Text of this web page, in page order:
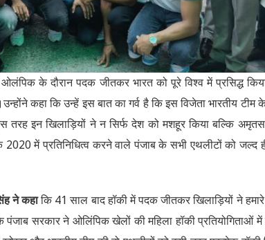
ओलंपिक के दौरान पदक जीतकर भारत को पूरे विश्व में प्रसिद्ध
कहा कि उन्हें इस बात का गर्व है कि इस विजेता भारतीय टीम
इन खिलाड़ियों ने न सिर्फ देश को मशहूर किया बल्कि
में प्रतिनिधित्व करने वाले पंजाब के सभी एथलीटों को जल्द ही
ने कहाकि 41 साल बाद हॉकी में पदक जीतकर खिलाड़ियों ने
पंजाब सरकार ने ओलिंपिक खेलों की महिला हॉकी प्रतियोगिताओं